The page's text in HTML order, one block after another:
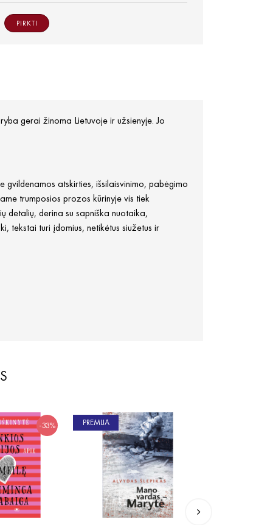
PIRKTI
gerai žinoma Lietuvoje ir užsienyje. Jo
gvildenamos atskirties, išsilaisvinimo, pabėgimo
trumposios prozos kūrinyje vis tiek
detalių, derina su sapniška nuotaika,
tekstai turi įdomius, netikėtus siužetus ir
-33% PREMIJA